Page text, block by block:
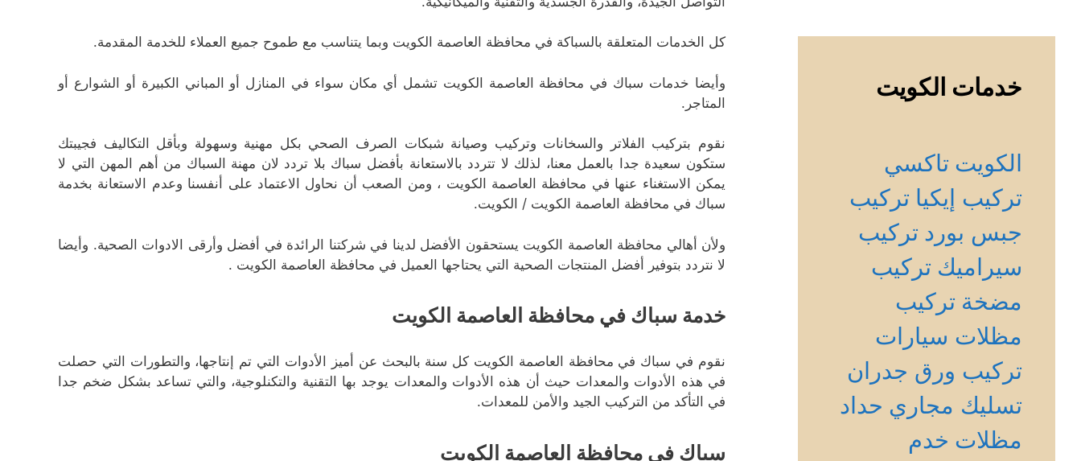
كل الخدمات المتعلقة بالسباكة في محافظة العاصمة الكويت وبما يتناسب مع طموح جميع العملاء للخدمة المقدمة.
وأيضا خدمات سباك في محافظة العاصمة الكويت تشمل أي مكان سواء في المنازل أو المباني الكبيرة أو الشوارع أو
المتاجر.
نقوم بتركيب الفلاتر والسخانات وتركيب وصيانة شبكات الصرف الصحي بكل مهنية وسهولة وبأقل التكاليف فجيبتك
ستكون سعيدة جدا بالعمل معنا، لذلك لا تتردد بالاستعانة بأفضل سباك بلا تردد لان مهنة السباك من أهم المهن التي لا
يمكن الاستغناء عنها في محافظة العاصمة الكويت ، ومن الصعب أن نحاول الاعتماد على أنفسنا وعدم الاستعانة بخدمة
سباك في محافظة العاصمة الكويت / الكويت.
ولأن أهالي محافظة العاصمة الكويت يستحقون الأفضل لدينا في شركتنا الرائدة في أفضل وأرقى الادوات الصحية. وأيضا
لا نتردد بتوفير أفضل المنتجات الصحية التي يحتاجها العميل في محافظة العاصمة الكويت .
خدمة سباك في محافظة العاصمة الكويت
نقوم في سباك في محافظة العاصمة الكويت كل سنة بالبحث عن أميز الأدوات التي تم إنتاجها، والتطورات التي حصلت
في هذه الأدوات والمعدات حيث أن هذه الأدوات والمعدات يوجد بها التقنية والتكنلوجية، والتي تساعد بشكل ضخم جدا
في التأكد من التركيب الجيد والأمن للمعدات.
سباك في محافظة العاصمة الكويت
خدمات الكويت
الكويت تاكسي
تركيب إيكيا تركيب
جبس بورد تركيب
سيراميك تركيب
مضخة تركيب
مظلات سيارات
تركيب ورق جدران
تسليك مجاري حداد
مظلات خدم